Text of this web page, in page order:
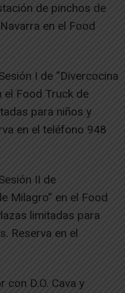
de pinchos de
en el Food
I de “Divercocina
el Food Truck de
para niños y
en el teléfono 948
II de
Milagro” en el Food
limitadas para
Reserva en el
con D.O. Cava y